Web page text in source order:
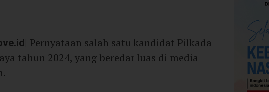
| Pernyataan salah satu kandidat Pilkada
tahun 2024, yang beredar luas di media